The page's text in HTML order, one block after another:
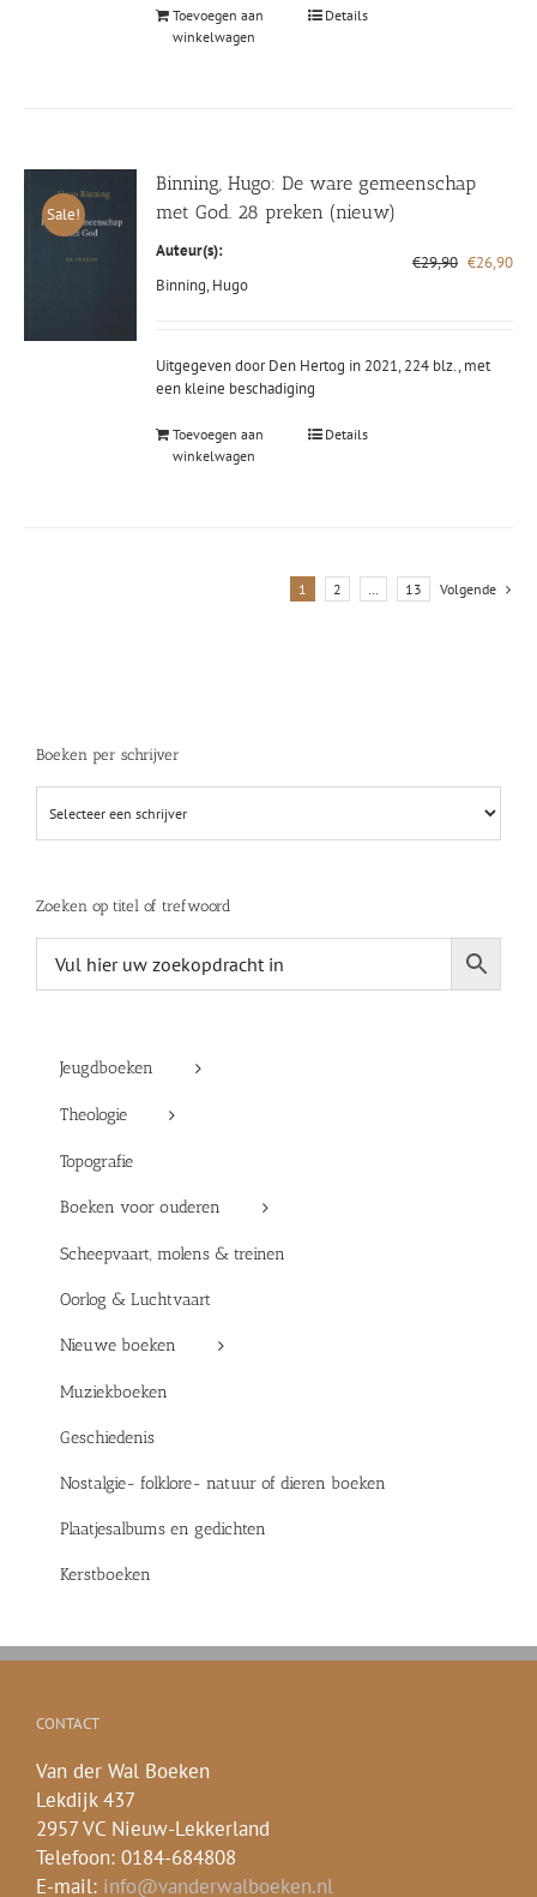
Toevoegen aan
winkelwagen
Details
Sale!
Binning, Hugo: De ware gemeenschap
met God. 28 preken (nieuw)
Auteur(s):
Binning, Hugo
€29,90 €26,90
Uitgegeven door Den Hertog in 2021, 224 blz., met
een kleine beschadiging
Toevoegen aan
winkelwagen
Details
1 2 … 13 Volgende
Boeken per schrijver
Zoeken op titel of trefwoord
Jeugdboeken
Theologie
Topografie
Boeken voor ouderen
Scheepvaart, molens & treinen
Oorlog & Luchtvaart
Nieuwe boeken
Muziekboeken
Geschiedenis
Nostalgie- folklore- natuur of dieren boeken
Plaatjesalbums en gedichten
Kerstboeken
CONTACT
Van der Wal Boeken
Lekdijk 437
2957 VC Nieuw-Lekkerland
Telefoon: 0184-684808
E-mail: info@vanderwalboeken.nl